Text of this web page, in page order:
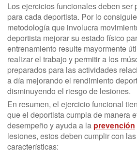
Los ejercicios funcionales deben ser
para cada deportista. Por lo
metodología que involucra
deportista mejorar su estado físico
entrenamiento resulte mayormente
realizar el trabajo y permitir a los
preparados para las actividades
a día mejorando el rendimiento
disminuyendo el riesgo de lesiones.
En resumen, el ejercicio funcional
que el deportista cumpla de manera
desempeño y ayuda a la prevención
lesiones, estos deben cumplir con
características: